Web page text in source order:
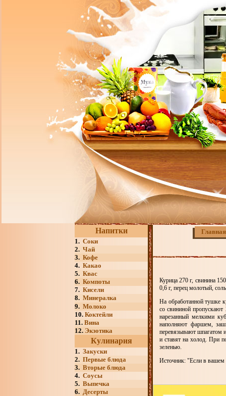
Напитки
1. Соки
2. Чай
3. Кофе
4. Какао
5. Квас
6. Компоты
7. Кисели
8. Минералка
9. Молоко
10. Коктейли
11. Вина
12. Экзотика
Кулинария
1. Закуски
2. Первые блюда
3. Вторые блюда
4. Соусы
5. Выпечка
6. Десерты
Главная
Курица 270 г, свинина
0,6 г, перец молотый,
На обработанной тушке
со свининой
нарезанный мелкими
наполняют фаршем,
перевязывают шпагатом
и ставят на холод. При
зеленью.
Источник: "Если в вашем